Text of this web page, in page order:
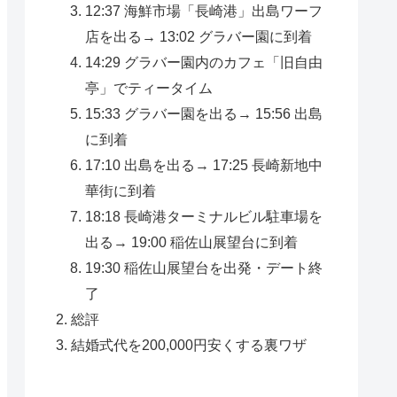
12:37 海鮮市場「長崎港」出島ワーフ
店を出る→ 13:02 グラバー園に到着
14:29 グラバー園内のカフェ「旧自由
亭」でティータイム
15:33 グラバー園を出る→ 15:56 出島
に到着
17:10 出島を出る→ 17:25 長崎新地中
華街に到着
18:18 長崎港ターミナルビル駐車場を
出る→ 19:00 稲佐山展望台に到着
19:30 稲佐山展望台を出発・デート終
了
総評
結婚式代を200,000円安くする裏ワザ